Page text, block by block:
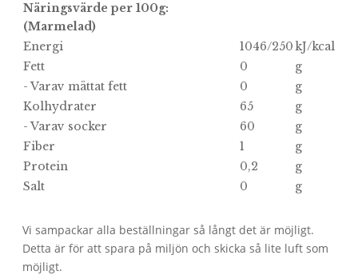
Näringsvärde per 100g:
(Marmelad)
Energi
1046/250kJ/kcal
Fett
0
g
- Varav mättat fett
0
g
Kolhydrater
65
g
- Varav socker
60
g
Fiber
1
g
Protein
0,2
g
Salt
0 g
Vi sampackar alla beställningar så långt det är möjligt.
Detta är för att spara på miljön och skicka så lite luft som
möjligt.